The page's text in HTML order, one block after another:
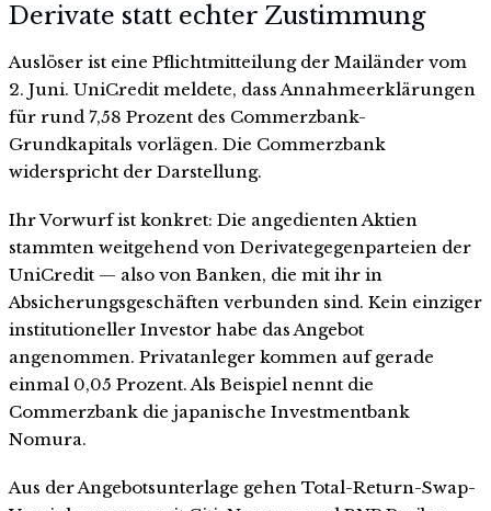
Derivate statt echter Zustimmung
Auslöser ist eine Pflichtmitteilung der Mailänder vom
2. Juni. UniCredit meldete, dass Annahmeerklärungen
für rund 7,58 Prozent des Commerzbank-
Grundkapitals vorlägen. Die Commerzbank
widerspricht der Darstellung.
Ihr Vorwurf ist konkret: Die angedienten Aktien
stammten weitgehend von Derivategegenparteien der
UniCredit — also von Banken, die mit ihr in
Absicherungsgeschäften verbunden sind. Kein einziger
institutioneller Investor habe das Angebot
angenommen. Privatanleger kommen auf gerade
einmal 0,05 Prozent. Als Beispiel nennt die
Commerzbank die japanische Investmentbank
Nomura.
Aus der Angebotsunterlage gehen Total-Return-Swap-